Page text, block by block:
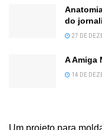
do
27 DE
A Amiga
14 DE